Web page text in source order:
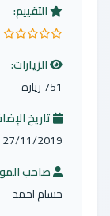
التقييم:
0.0 من 5 نجوم
الزيارات:
751 زيارة
تاريخ
27/11/2019
صاحب
حسام احمد